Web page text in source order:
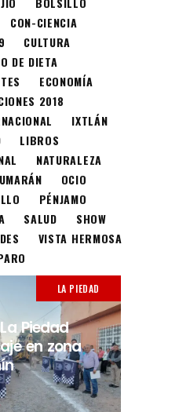
CON-CIENCIA
CULTURA
DE DIETA
ECONOMÍA
2018
IXTLÁN
LIBROS
NATURALEZA
OCIO
PÉNJAMO
SALUD
SHOW
VISTA HERMOSA
LA PIEDAD
Piedad
en zona